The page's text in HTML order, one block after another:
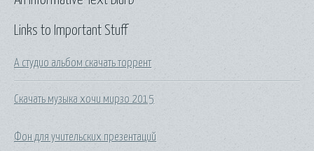
Links to Important Stuff
А студио альбом скачать торрент
Скачать музыка хочи мирзо 2015
Фон для учительских презентаций